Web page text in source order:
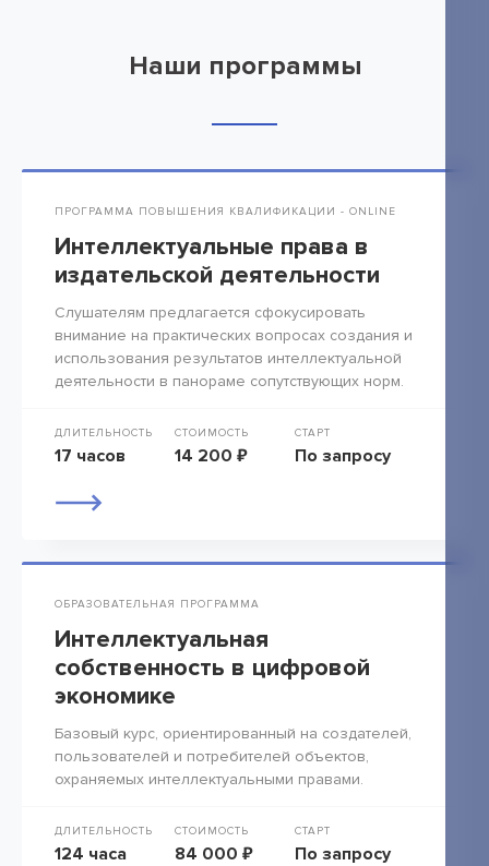
Наши программы
ПРОГРАММА ПОВЫШЕНИЯ КВАЛИФИКАЦИИ - ONLINE
Интеллектуальные права в
издательской деятельности
Слушателям предлагается сфокусировать
внимание на практических вопросах создания и
использования результатов интеллектуальной
деятельности в панораме сопутствующих норм.
ДЛИТЕЛЬНОСТЬ
17 часов
СТОИМОСТЬ
14 200 ₽
СТАРТ
По запросу
ОБРАЗОВАТЕЛЬНАЯ ПРОГРАММА
Интеллектуальная
собственность в цифровой
экономике
Базовый курс, ориентированный на создателей,
пользователей и потребителей объектов,
охраняемых интеллектуальными правами.
ДЛИТЕЛЬНОСТЬ
124 часа
СТОИМОСТЬ
84 000 ₽
СТАРТ
По запросу